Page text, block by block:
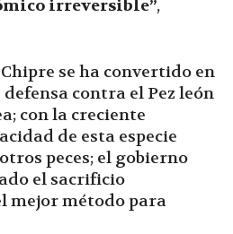
irreversible”,
se ha convertido en
contra el Pez león
con la creciente
de esta especie
peces; el gobierno
el sacrificio
mejor método para